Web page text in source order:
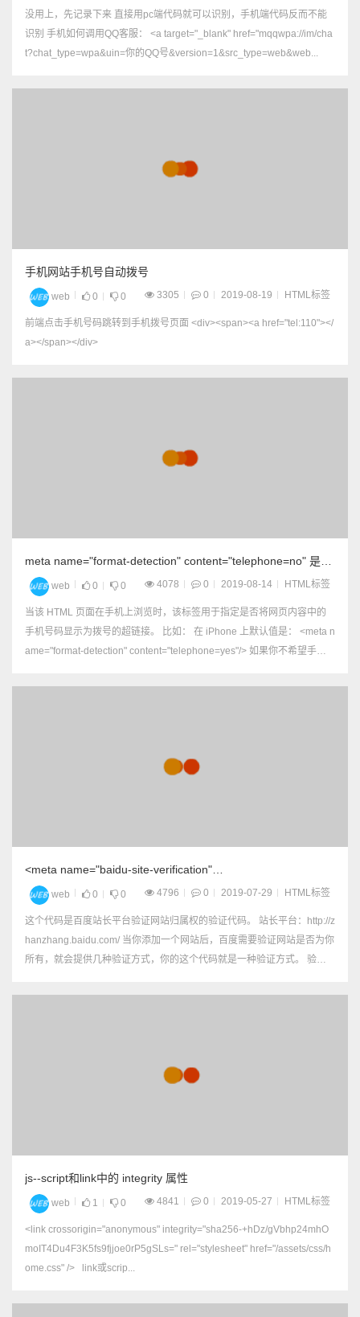
没用上，先记录下来 直接用pc端代码就可以识别，手机端代码反而不能
识别 手机如何调用QQ客服： <a target="_blank" href="mqqwpa://im/cha
t?chat_type=wpa&uin=你的QQ号&version=1&src_type=web&web...
手机网站手机号自动拨号
web 0 0 3305 0 2019-08-19 HTML标签
前端点击手机号码跳转到手机拨号页面 <div><span><a href="tel:110"></
a></span></div>
meta name="format-detection" content="telephone=no" 是什
么意思web 0 0 4078 0 2019-08-14 HTML标签
当该 HTML 页面在手机上浏览时，该标签用于指定是否将网页内容中的
手机号码显示为拨号的超链接。 比如： 在 iPhone 上默认值是： <meta n
ame="format-detection" content="telephone=yes"/> 如果你不希望手机
<meta name="baidu-site-verification"
content="xu3zOMBAu4tD6U41" />是什么意思
web 0 0 4796 0 2019-07-29 HTML标签
这个代码是百度站长平台验证网站归属权的验证代码。 站长平台：http://z
hanzhang.baidu.com/ 当你添加一个网站后，百度需要验证网站是否为你
所有，就会提供几种验证方式，你的这个代码就是一种验证方式。 验证
js--script和link中的 integrity 属性
web 1 0 4841 0 2019-05-27 HTML标签
<link crossorigin="anonymous" integrity="sha256-+hDz/gVbhp24mhO
moIT4Du4F3K5fs9fjjoe0rP5gSLs=" rel="stylesheet" href="/assets/css/h
ome.css" /> link或scrip...